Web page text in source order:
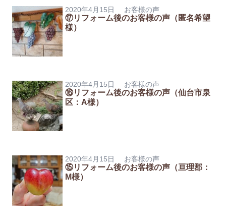
2020年4月15日 お客様の声
⑰リフォーム後のお客様の声（匿名希望
様）
2020年4月15日 お客様の声
⑯リフォーム後のお客様の声（仙台市泉
区：A様）
2020年4月15日 お客様の声
⑮リフォーム後のお客様の声（亘理郡：
M様）